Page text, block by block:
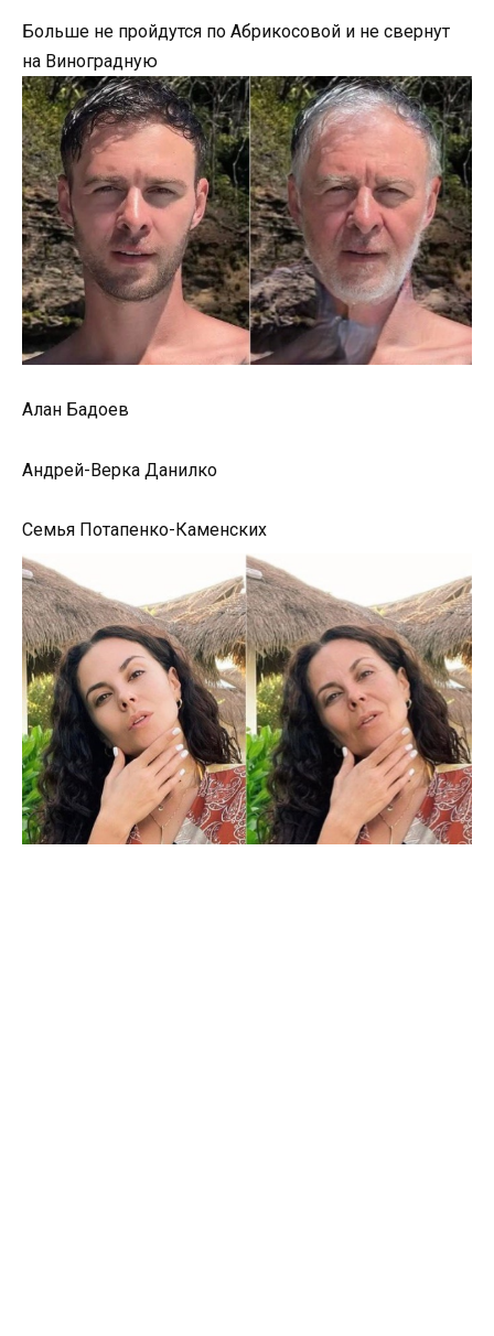
Больше не пройдутся по Абрикосовой и не свернут
на Виноградную
Алан Бадоев
Андрей-Верка Данилко
Семья Потапенко-Каменских